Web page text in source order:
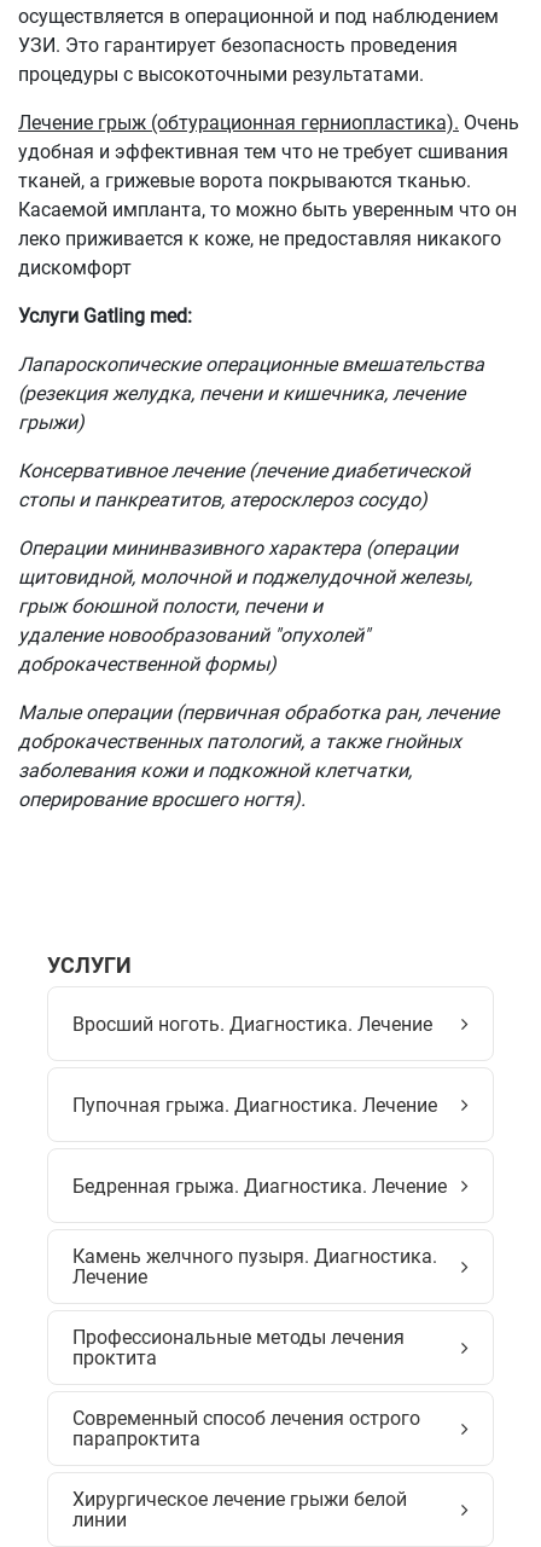
осуществляется в операционной и под наблюдением
УЗИ. Это гарантирует безопасность проведения
процедуры с высокоточными результатами.
Лечение грыж (обтурационная герниопластика). Очень
удобная и эффективная тем что не требует сшивания
тканей, а грижевые ворота покрываются тканью.
Касаемой импланта, то можно быть уверенным что он
леко приживается к коже, не предоставляя никакого
дискомфорт
Услуги Gatling med:
Лапароскопические операционные вмешательства
(резекция желудка, печени и кишечника, лечение
грыжи)
Консервативное лечение (лечение диабетической
стопы и панкреатитов, атеросклероз сосудо)
Операции мининвазивного характера (операции
щитовидной, молочной и поджелудочной железы,
грыж боюшной полости, печени и
удаление новообразований "опухолей"
доброкачественной формы)
Малые операции (первичная обработка ран, лечение
доброкачественных патологий, а также гнойных
заболевания кожи и подкожной клетчатки,
оперирование вросшего ногтя).
УСЛУГИ
Вросший ноготь. Диагностика. Лечение
Пупочная грыжа. Диагностика. Лечение
Бедренная грыжа. Диагностика. Лечение
Камень желчного пузыря. Диагностика.
Лечение
Профессиональные методы лечения
проктита
Современный способ лечения острого
парапроктита
Хирургическое лечение грыжи белой
линии